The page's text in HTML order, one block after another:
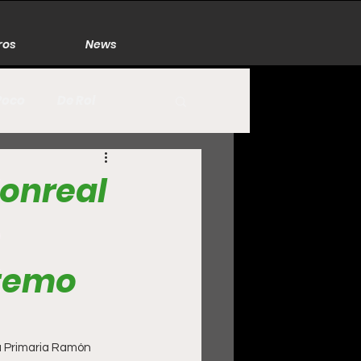
News
Naturaleza
Primaria Ramón